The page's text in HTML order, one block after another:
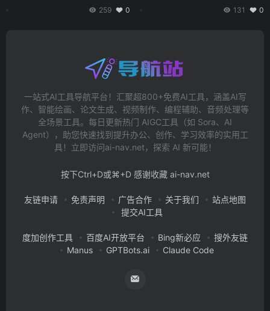
259 0 131 0
一站式AI工具导航平台！汇聚超800+免费AI工具，涵盖AI写
作、智能绘画、论文生成、视频制作、编程辅助、音频处理等
全场景工具。每日更新热门 AIGC工具（如 Sora、AI
Agent），助您快速找到提升办公、创作、学习效率的实用工
具！立即访问ai-nav.net，探索 AI 新可能！
按下Ctrl+D或⌘+D 感谢收藏 ai-nav.net
友链申请 免责声明 广告合作 关于我们
站点地图
提交AI工具
度加创作工具 百度AI开放平台 Bing新必应
搜外友链
Manus
GPTBots.ai Claude Code